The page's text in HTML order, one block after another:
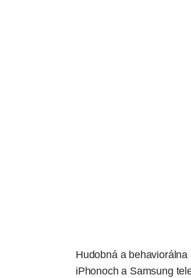
Hudobná a
iPhonoch a Samsung